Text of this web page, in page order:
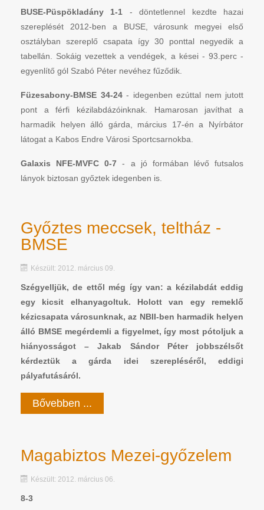
BUSE-Püspökladány 1-1 - döntetlennel kezdte hazai
szereplését 2012-ben a BUSE, városunk megyei első
osztályban szereplő csapata így 30 ponttal negyedik a
tabellán. Sokáig vezettek a vendégek, a kései - 93.perc -
egyenlítő gól Szabó Péter nevéhez fűződik.
Füzesabony-BMSE 34-24- idegenben ezúttal nem jutott
pont a férfi kézilabdázóinknak. Hamarosan javíthat a
harmadik helyen álló gárda, március 17-én a Nyírbátor
látogat a Kabos Endre Városi Sportcsarnokba.
Galaxis NFE-MVFC 0-7- a jó formában lévő futsalos
lányok biztosan győztek idegenben is.
Győztes meccsek, teltház -
BMSE
Készült: 2012. március 09.
Szégyelljük, de ettől még így van: a kézilabdát eddig
egy kicsit elhanyagoltuk. Holott van egy remeklő
kézicsapata városunknak, az NBII-ben harmadik helyen
álló BMSE megérdemli a figyelmet, így most pótoljuk a
hiányosságot – Jakab Sándor Péter jobbszélsőt
kérdeztük a gárda idei szerepléséről, eddigi
pályafutásáról.
Bővebben ...
Magabiztos Mezei-győzelem
Készült: 2012. március 06.
8-3